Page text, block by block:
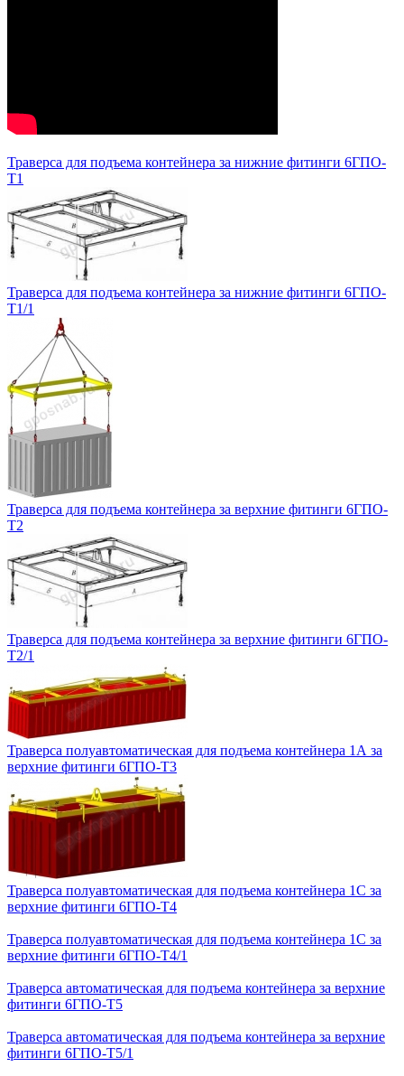
Траверса для подъема контейнера за нижние фитинги 6ГПО-
Т1
Траверса для подъема контейнера за нижние фитинги 6ГПО-
Т1/1
Траверса для подъема контейнера за верхние фитинги 6ГПО-
Т2
Траверса для подъема контейнера за верхние фитинги 6ГПО-
Т2/1
Траверса полуавтоматическая для подъема контейнера 1А за
верхние фитинги 6ГПО-Т3
Траверса полуавтоматическая для подъема контейнера 1С за
верхние фитинги 6ГПО-Т4
Траверса полуавтоматическая для подъема контейнера 1С за
верхние фитинги 6ГПО-Т4/1
Траверса автоматическая для подъема контейнера за верхние
фитинги 6ГПО-Т5
Траверса автоматическая для подъема контейнера за верхние
фитинги 6ГПО-Т5/1